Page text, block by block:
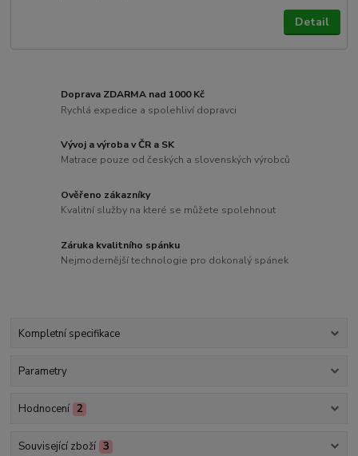
Detail
Doprava ZDARMA nad 1000 Kč
Rychlá expedice a spolehliví dopravci
Vývoj a výroba v ČR a SK
Matrace pouze od českých a slovenských výrobců
Ověřeno zákazníky
Kvalitní služby na které se můžete spolehnout
Záruka kvalitního spánku
Nejmodernější technologie pro dokonalý spánek
Kompletní specifikace
Parametry
Hodnocení 2
Související zboží 3